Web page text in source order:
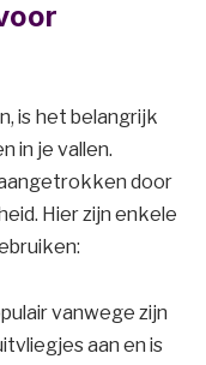
is het belangrijk
in je vallen.
door
Hier zijn enkele
vanwege zijn
aan en is